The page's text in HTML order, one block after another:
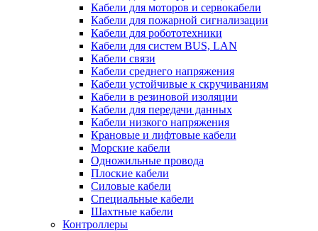
Кабели для моторов и сервокабели
Кабели для пожарной сигнализации
Кабели для робототехники
Кабели для систем BUS, LAN
Кабели связи
Кабели среднего напряжения
Кабели устойчивые к скручиваниям
Кабели в резиновой изоляции
Кабели для передачи данных
Кабели низкого напряжения
Крановые и лифтовые кабели
Морские кабели
Одножильные провода
Плоские кабели
Силовые кабели
Специальные кабели
Шахтные кабели
Контроллеры